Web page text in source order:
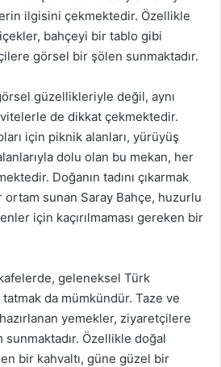
ilgisini çekmektedir. Özellikle
bahçeyi bir tablo gibi
görsel bir şölen sunmaktadır.
güzellikleriyle değil, aynı
de dikkat çekmektedir.
için piknik alanları, yürüyüş
dolu olan bu mekan, her
Doğanın tadını çıkarmak
sunan Saray Bahçe, huzurlu
için kaçırılmaması gereken bir
geleneksel Türk
da mümkündür. Taze ve
yemekler, ziyaretçilere
Özellikle doğal
bir kahvaltı, güne güzel bir